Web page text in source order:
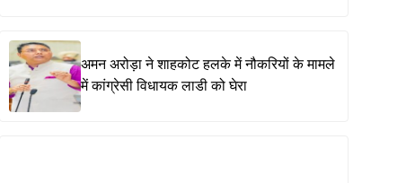
अमन अरोड़ा ने शाहकोट हलके में नौकरियों के मामले
में कांग्रेसी विधायक लाडी को घेरा